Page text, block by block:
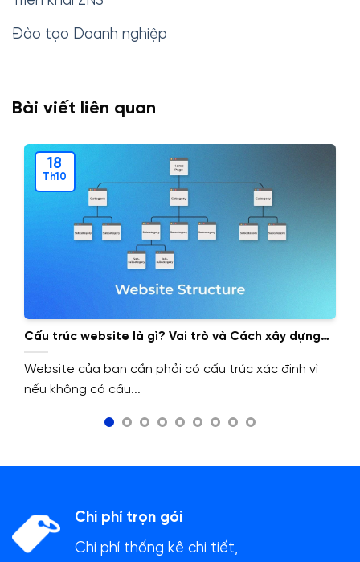
Đào tạo Doanh nghiệp
Bài viết liên quan
Cấu trúc website là gì? Vai trò và Cách xây dựng
cấu trúc website.
Website của bạn cần phải có cấu trúc xác định vì
nếu không có cấu...
18
Th10
Chi phí trọn gói
Chi phí thống kê chi tiết,